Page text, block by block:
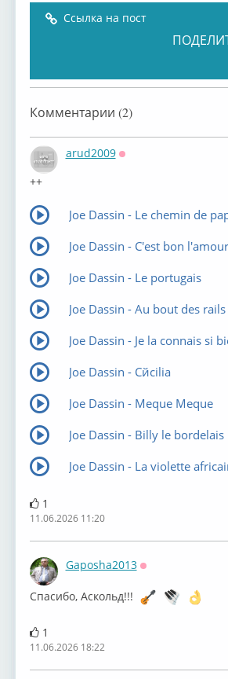
Ссылка на пост
Комментарии (2)
arud2009
++
Joe Dassin - Le chemin de
Joe Dassin - C'est bon l'amour
Joe Dassin - Le portugais
Joe Dassin - Au bout des rails
Joe Dassin - Je la connais si
Joe Dassin - Cйcilia
Joe Dassin - Meque Meque
Joe Dassin - Billy le bordelais
Joe Dassin - La violette
1
11.06.2026 11:20
Gaposha2013
⁣Спасибо, Аскольд!!!
1
11.06.2026 18:22